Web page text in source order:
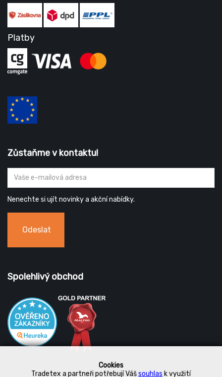
Cookies
Tradetex a partneři potřebují Vášsouhlas k využití
Platby
Zůstaňme v kontaktu!
Nenechte si ujít novinky a akční nabídky.
Odeslat
Spolehlivý obchod